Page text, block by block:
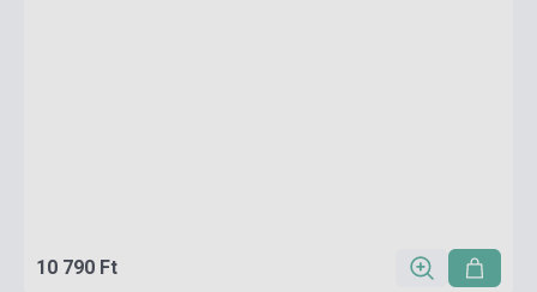
10 790 Ft